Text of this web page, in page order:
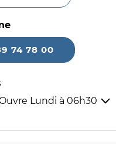
74 78 00
Lundi à 06h30